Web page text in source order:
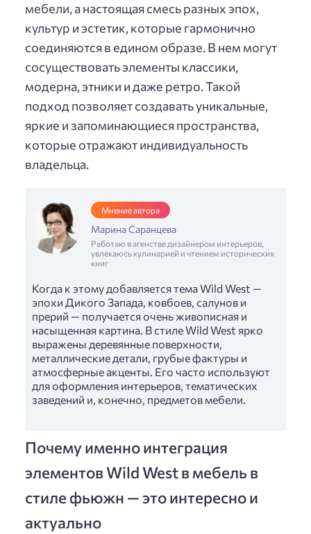
мебели, а настоящая смесь разных эпох,
культур и эстетик, которые гармонично
соединяются в едином образе. В нем могут
сосуществовать элементы классики,
модерна, этники и даже ретро. Такой
подход позволяет создавать уникальные,
яркие и запоминающиеся пространства,
которые отражают индивидуальность
владельца.
Мнение автора
Марина Саранцева
Работаю в агенстве дизайнером интерьеров,
увлекаюсь кулинарией и чтением исторических
книг
Когда к этому добавляется тема Wild West —
эпохи Дикого Запада, ковбоев, салунов и
прерий — получается очень живописная и
насыщенная картина. В стиле Wild West ярко
выражены деревянные поверхности,
металлические детали, грубые фактуры и
атмосферные акценты. Его часто используют
для оформления интерьеров, тематических
заведений и, конечно, предметов мебели.
Почему именно интеграция
элементов Wild West в мебель в
стиле фьюжн — это интересно и
актуально